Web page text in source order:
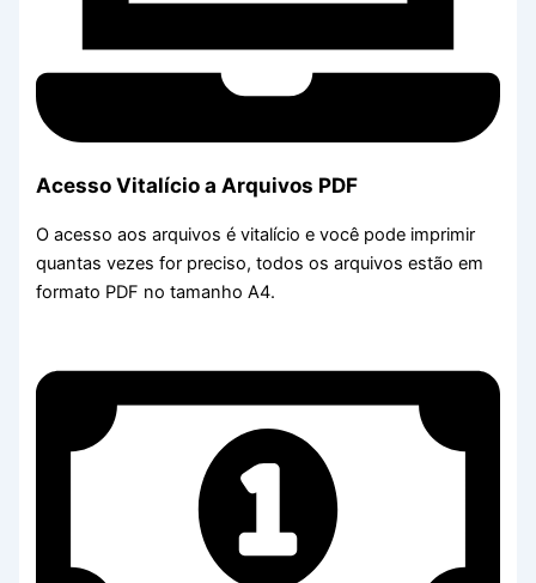
Acesso Vitalício a Arquivos PDF
O acesso aos arquivos é vitalício e você pode imprimir
quantas vezes for preciso, todos os arquivos estão em
formato PDF no tamanho A4.